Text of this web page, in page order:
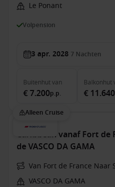
Le Ponant
Volpension
3 apr. 2028 7 Nachten
Buitenhutvan
€ 7.200p.p.
Balkonhut
€ 11.640
Alleen Cruise
Caribbean vanaf Fort
de VASCO DA GAMA
Van Fort de France Naar
VASCO DA GAMA